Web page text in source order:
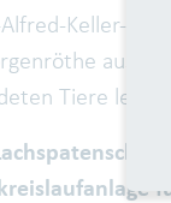
Keller-
aus
Tiere